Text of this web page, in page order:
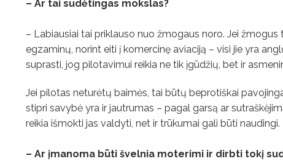
– Ar tai sudėtingas mokslas?
– Labiausiai tai priklauso nuo žmogaus noro. Jei
egzaminų, norint eiti į komercinę aviaciją – visi jie yra
suprasti, jog pilotavimui reikia ne tik įgūdžių, bet ir
Jei pilotas neturėtų baimės, tai būtų beprotiškai
stipri savybė yra ir jautrumas – pagal garsą ar
reikia išmokti jas valdyti, net ir trūkumai gali būti naudingi.
– Ar įmanoma būti švelnia moterimi ir dirbti tokį